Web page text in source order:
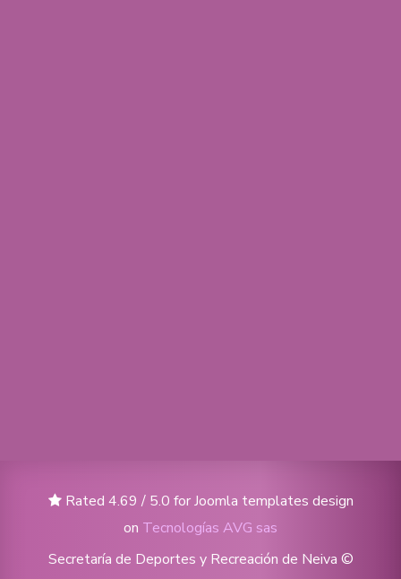
Rated 4.69 / 5.0 for Joomla templates design
on Tecnologías AVG sas
Secretaría de Deportes y Recreación de Neiva ©